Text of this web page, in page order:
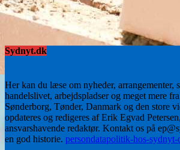
Sydnyt.dk
Her kan du læse om nyheder, arrangementer,
handelslivet, arbejdspladser og meget mere
Sønderborg, Tønder, Danmark og den store
opdateres og redigeres af Erik Egvad
ansvarshavende redaktør. Kontakt os på
en god historie. persondatapolitik-hos-sydnyt-